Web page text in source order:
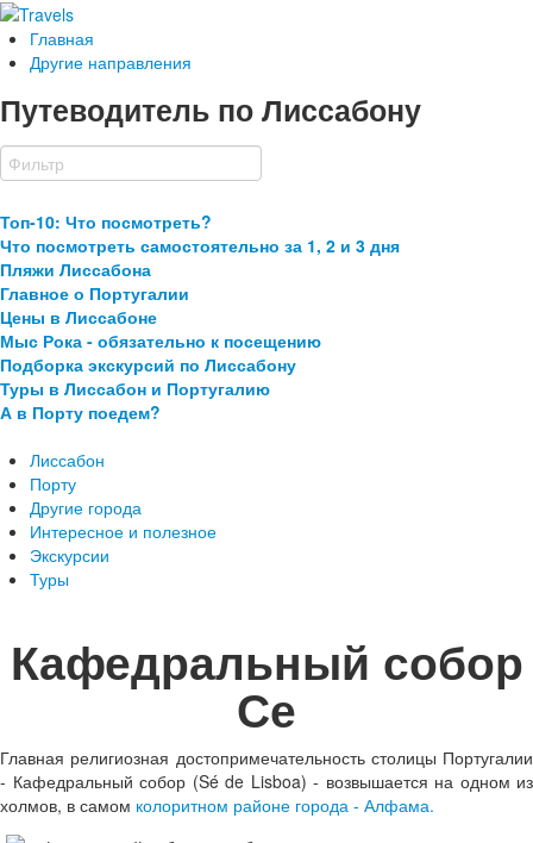
Главная
Другие направления
Путеводитель по Лиссабону
Топ-10: Что посмотреть?
Что посмотреть самостоятельно за 1, 2 и 3 дня
Пляжи Лиссабона
Главное о Португалии
Цены в Лиссабоне
Мыс Рока - обязательно к посещению
Подборка экскурсий по Лиссабону
Туры в Лиссабон и Португалию
А в Порту поедем?
Лиссабон
Порту
Другие города
Интересное и полезное
Экскурсии
Туры
Кафедральный собор
Се
Главная религиозная достопримечательность столицы Португалии
- Кафедральный собор (Sé de Lisboa) - возвышается на одном из
холмов, в самом колоритном районе города - Алфама.